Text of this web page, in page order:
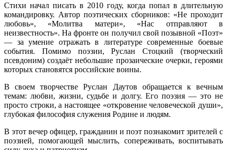
Стихи начал писать в 2010 году, когда попал в длительную
командировку. Автор поэтических сборников: «Не проходит
любовь», «Молитва матери», «Нас отправляют в
неизвестность». На фронте он получил свой позывной «Поэт»
— за умение отражать в литературе современные боевые
события. Помимо поэзии, Руслан Стоцкий (творческий
псевдоним) создаёт небольшие прозаические очерки, героями
которых становятся российские воины.
В своем творчестве Руслан Даутов обращается к вечным
темам: любви, жизни, судьбе и долгу. Его поэзия —это не
просто строки, а настоящее «откровение человеческой души»,
глубокая философия служения Родине и людям.
В этот вечер офицер, гражданин и поэт познакомит зрителей с
поэзией, помогающей мыслить, сопереживать, воспитывать